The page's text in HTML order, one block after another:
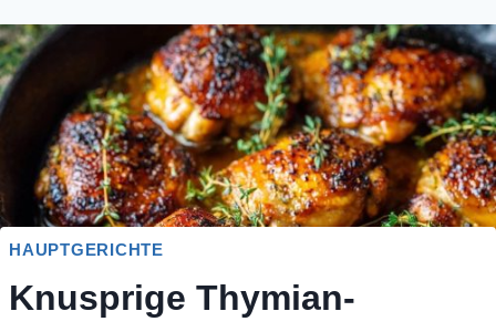
HAUPTGERICHTE
Knusprige Thymian-